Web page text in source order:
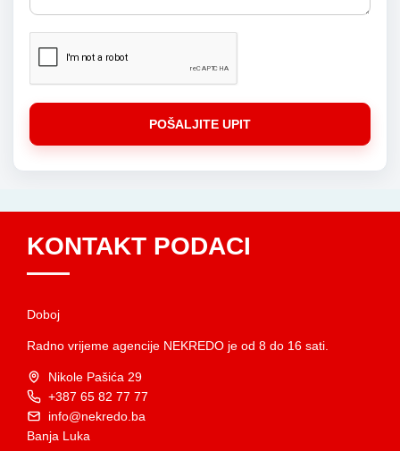
POŠALJITE UPIT
KONTAKT PODACI
Doboj
Radno vrijeme agencije NEKREDO je od 8 do 16 sati.
Nikole Pašića 29
+387 65 82 77 77
info@nekredo.ba
Banja Luka